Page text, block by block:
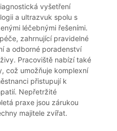
vyšetření
a ultrazvuk spolu s
léčebnými řešeními.
zahrnující pravidelné
a odborné poradenství
Pracoviště nabízí také
což umožňuje komplexní
přistupují k
Nepřetržité
praxe jsou zárukou
majitele zvířat.